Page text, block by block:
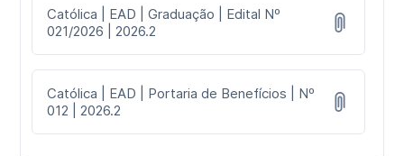
Católica | EAD | Graduação | Edital Nº
021/2026 | 2026.2
Católica | EAD | Portaria de Benefícios | Nº
012 | 2026.2